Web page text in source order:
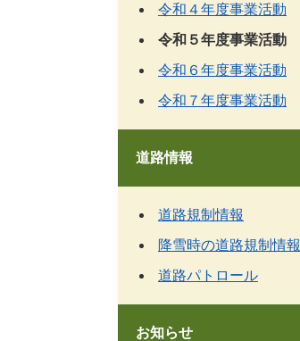
令和４年度事業活動
令和５年度事業活動
令和６年度事業活動
令和７年度事業活動
道路情報
道路規制情報
降雪時の道路規制情報
道路パトロール
お知らせ